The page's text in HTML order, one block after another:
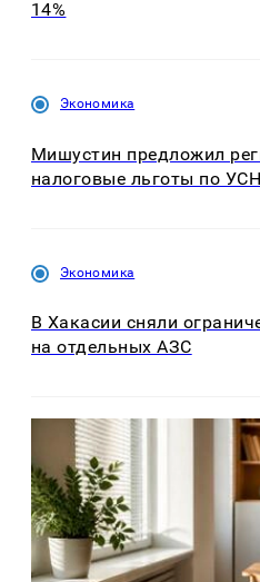
14%
Экономика
Мишустин предложил
налоговые льготы по
Экономика
В Хакасии сняли
на отдельных АЗС